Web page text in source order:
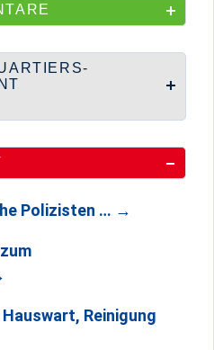
Polizisten … →
Reinigung